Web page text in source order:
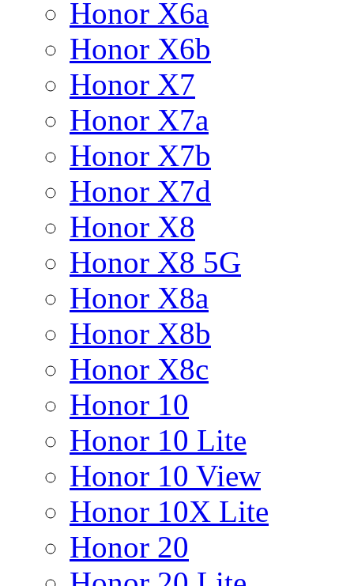
Honor X6a
Honor X6b
Honor X7
Honor X7a
Honor X7b
Honor X7d
Honor X8
Honor X8 5G
Honor X8a
Honor X8b
Honor X8c
Honor 10
Honor 10 Lite
Honor 10 View
Honor 10X Lite
Honor 20